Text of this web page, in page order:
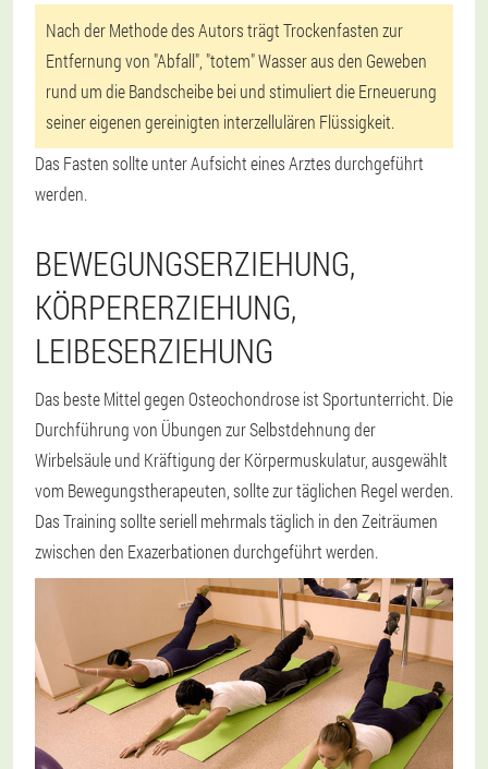
Nach der Methode des Autors trägt Trockenfasten zur
Entfernung von "Abfall", "totem" Wasser aus den Geweben
rund um die Bandscheibe bei und stimuliert die Erneuerung
seiner eigenen gereinigten interzellulären Flüssigkeit.
Das Fasten sollte unter Aufsicht eines Arztes durchgeführt
werden.
BEWEGUNGSERZIEHUNG,
KÖRPERERZIEHUNG,
LEIBESERZIEHUNG
Das beste Mittel gegen Osteochondrose ist Sportunterricht. Die
Durchführung von Übungen zur Selbstdehnung der
Wirbelsäule und Kräftigung der Körpermuskulatur, ausgewählt
vom Bewegungstherapeuten, sollte zur täglichen Regel werden.
Das Training sollte seriell mehrmals täglich in den Zeiträumen
zwischen den Exazerbationen durchgeführt werden.